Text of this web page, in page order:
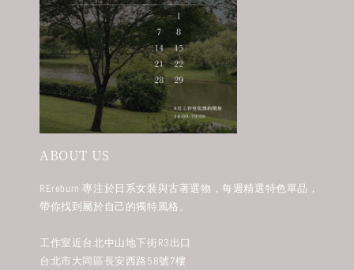
ABOUT US
REreburn 專注於日系女裝與古著選物，每週精選特色單品，
帶你找到屬於自己的獨特風格。
工作室近台北中山地下街R3出口
台北市大同區長安西路58號7樓